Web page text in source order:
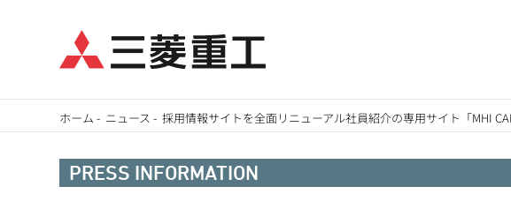
イ
ホーム - ニュース -採用情報サイトを全面リニューアル社員紹介の専用サイト「MHI
PRESS INFORMATION